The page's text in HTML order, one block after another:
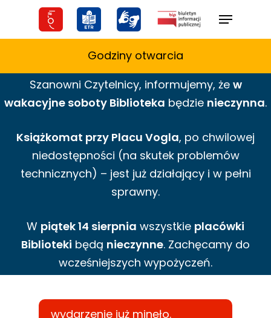
Menu
Godziny otwarcia
Szanowni Czytelnicy, informujemy, że w
wakacyjne soboty Biblioteka będzie nieczynna.
Książkomat przy Placu Vogla, po chwilowej
niedostępności (na skutek problemów
technicznych) – jest już działający i w pełni
sprawny.
W piątek 14 sierpnia wszystkie placówki
Biblioteki będą nieczynne. Zachęcamy do
wcześniejszych wypożyczeń.
wydarzenie już minęło.